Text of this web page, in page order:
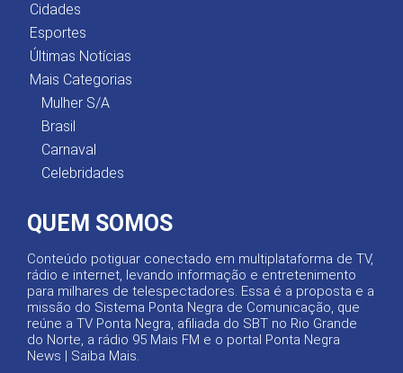
Cidades
Esportes
Últimas Notícias
Mais Categorias
Mulher S/A
Brasil
Carnaval
Celebridades
QUEM SOMOS
Conteúdo potiguar conectado em multiplataforma de TV,
rádio e internet, levando informação e entretenimento
para milhares de telespectadores. Essa é a proposta e a
missão do Sistema Ponta Negra de Comunicação, que
reúne a TV Ponta Negra, afiliada do SBT no Rio Grande
do Norte, a rádio 95 Mais FM e o portal Ponta Negra
News | Saiba Mais.